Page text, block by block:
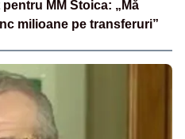
MM Stoica: „Mă
milioane pe transferuri”